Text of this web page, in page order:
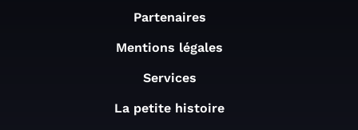
Partenaires
Mentions légales
Services
La petite histoire